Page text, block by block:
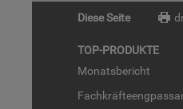
Diese Seite
TOP-PRO­DUK­TE
Mo­nats­be­richt